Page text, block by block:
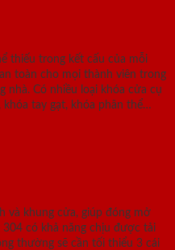
thiếu trong kết cấu của mỗi
toàn cho mọi thành viên trong
nhà. Có nhiều loại khóa cửa cụ
tay gạt, khóa phân thể…
và khung cửa, giúp đóng mở
có khả năng chịu được tải
thường sẽ cần tối thiểu 3 cái